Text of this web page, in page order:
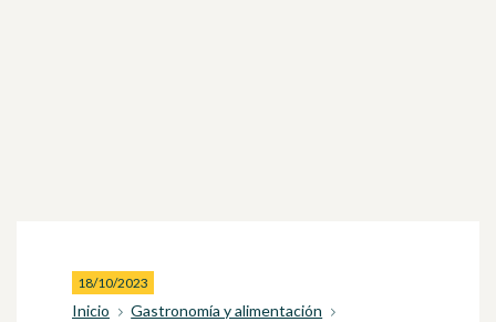
18/10/2023
Inicio
Gastronomía y alimentación